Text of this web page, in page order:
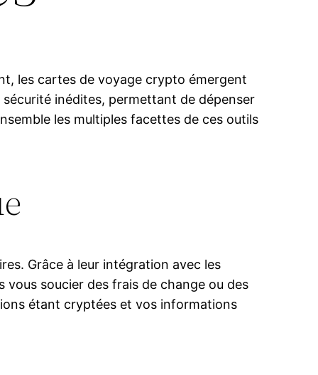
les cartes de voyage crypto émergent
inédites, permettant de dépenser
les multiples facettes de ces outils
Grâce à leur intégration avec les
soucier des frais de change ou des
étant cryptées et vos informations